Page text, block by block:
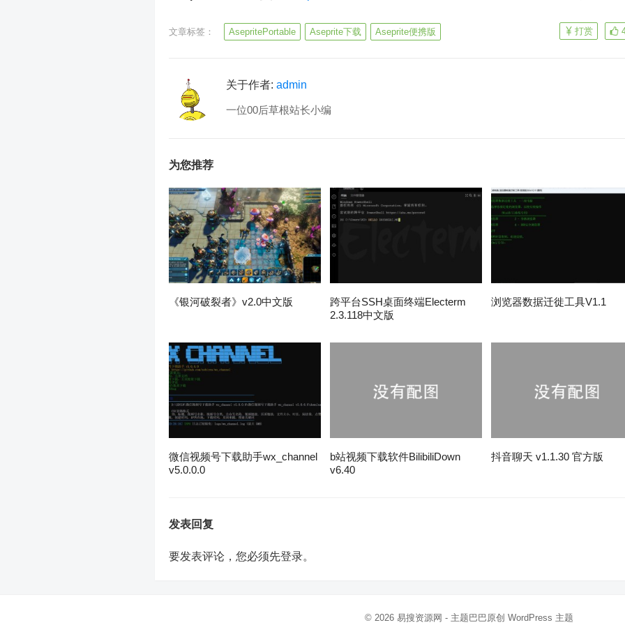
文章标签： AsepritePortable Aseprite下载 Aseprite便携版 打赏
关于作者: admin
一位00后草根站长小编
为您推荐
《银河破裂者》v2.0中文版
跨平台SSH桌面终端Electerm
2.3.118中文版
浏览器数据迁徙工具V1.1
微信视频号下载助手wx_channel
v5.0.0.0
b站视频下载软件BilibiliDown
v6.40
抖音聊天 v1.1.30 官方版
发表回复
要发表评论，您必须先登录。
© 2026 易搜资源网 - 主题巴巴原创 WordPress 主题